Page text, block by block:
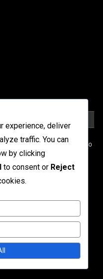
la Línea de Tiempo
Premios y recompensas
de Progresión de
Ofertas por tiempo
experience, deliver
traffic. You can
by clicking
to consent or Reject